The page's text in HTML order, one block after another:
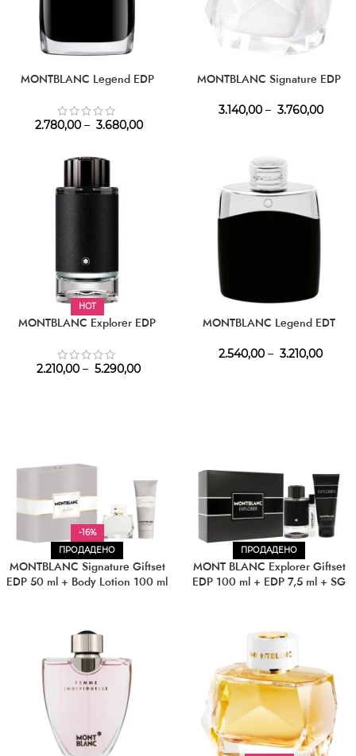
MONTBLANC Legend EDP
2.780,00 – 3.680,00
MONTBLANC Signature EDP
3.140,00 – 3.760,00
HOT
MONTBLANC Explorer EDP
2.210,00 – 5.290,00
MONTBLANC Legend EDT
2.540,00 – 3.210,00
-16%
ПРОДАДЕНО
MONTBLANC Signature Giftset
EDP 50 ml + Body Lotion 100 ml
ПРОДАДЕНО
MONT BLANC Explorer Giftset
EDP 100 ml + EDP 7,5 ml + SG